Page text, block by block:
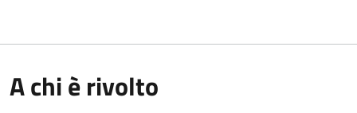
A chi è rivolto